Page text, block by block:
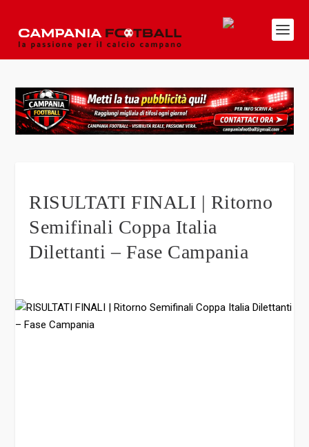
RISULTATI FINALI | Ritorno
Semifinali Coppa Italia
Dilettanti – Fase Campania